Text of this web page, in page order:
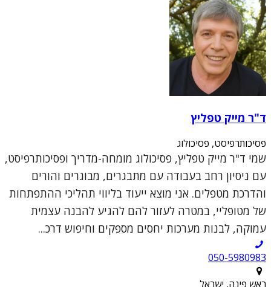
ד"ר מייק טפליץ
פסיכותרפיסט, פסיכולוג
שמי ד"ר מייק טפליץ, פסיכולוג מומחה-מדריך ופסיכותרפיסט,
עם ניסיון רחב בעבודה עם מתבגרים, מבוגרים והורים
והדרכת מטפלים. אני מוצא ייעוד בליווי תהליכי ההתפתחות
של מטופליי, במטרה לעזור להם להגיע להבנה עצמית
עמוקה, לבנות מערכות יחסים מספקים וחיפוש דרכ...
050-5980983
ראש פינה, ישראל